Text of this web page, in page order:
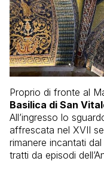
Proprio di fronte al
Basilica di San
All’ingresso lo
affrescata nel XVII
rimanere incantati
tratti da episodi